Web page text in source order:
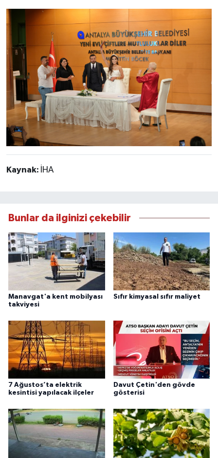
Kaynak: İHA
Bunlar da ilginizi çekebilir
Manavgat'a kent mobilyası
takviyesi
Sıfır kimyasal sıfır maliyet
7 Ağustos’ta elektrik
kesintisi yapılacak ilçeler
Davut Çetin'den gövde
gösterisi